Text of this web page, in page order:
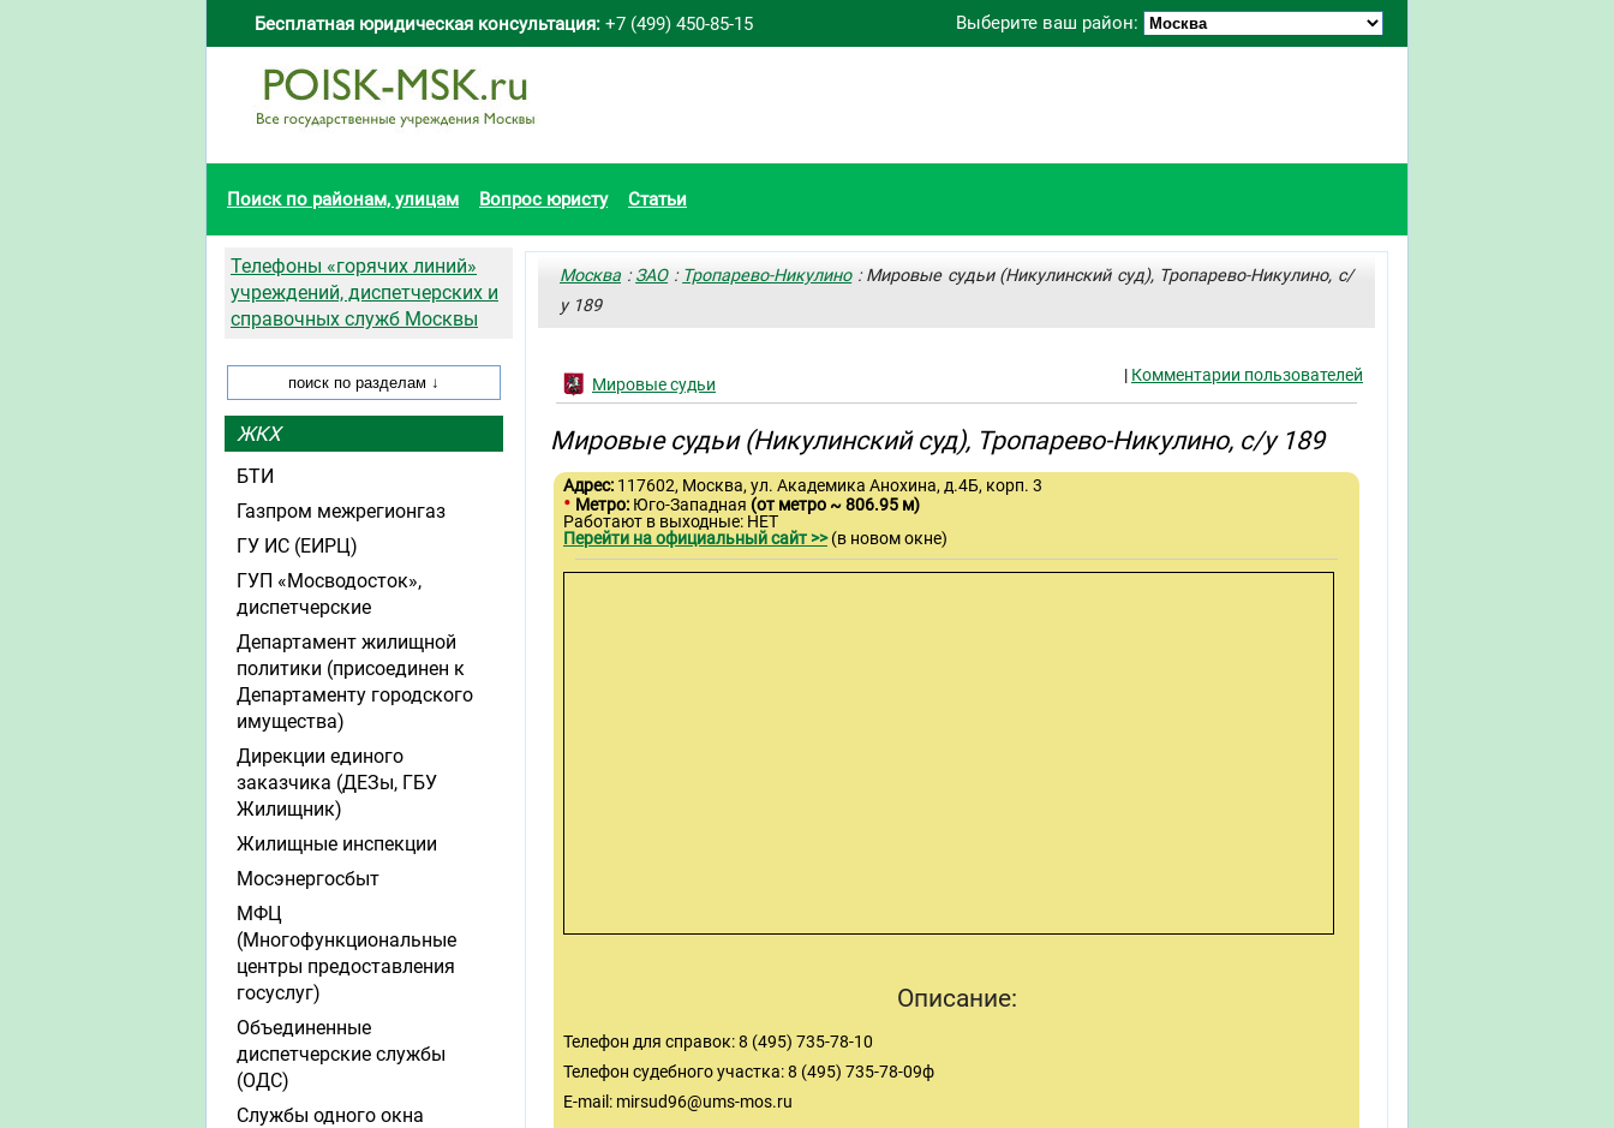
Выберите ваш район:
Бесплатная юридическая консультация: +7 (499) 450-85-15
Поиск по районам, улицам Вопрос юристу Статьи
Москва :ЗАО: Тропарево-Никулино: Мировые судьи (Никулинский суд), Тропарево-Никулино, с/
у 189
| Комментарии пользователей
Мировые судьи
Мировые судьи (Никулинский суд), Тропарево-Никулино, с/у 189
Адрес: 117602, Москва, ул. Академика Анохина, д.4Б, корп. 3
• Метро: Юго-Западная (от метро ~ 806.95 м)
Работают в выходные: НЕТ
Перейти на официальный сайт >>(в новом окне)
Описание:
Телефон для справок: 8 (495) 735-78-10
Телефон судебного участка: 8 (495) 735-78-09ф
E-mail: mirsud96@ums-mos.ru
Телефоны «горячих линий»
учреждений, диспетчерских и
справочных служб Москвы
ЖКХ
БТИ
Газпром межрегионгаз
ГУ ИС (ЕИРЦ)
ГУП «Мосводосток»,
диспетчерские
Департамент жилищной
политики (присоединен к
Департаменту городского
имущества)
Дирекции единого
заказчика (ДЕЗы, ГБУ
Жилищник)
Жилищные инспекции
Мосэнергосбыт
МФЦ
(Многофункциональные
центры предоставления
госуслуг)
Объединенные
диспетчерские службы
(ОДС)
Службы одного окна